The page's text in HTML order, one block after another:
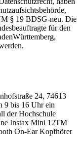
§ 19 BDSG-neu. Die
für den
24, 74613
9 bis 16 Uhr ein
der Hochschule
Instax Mini 12TM
On-Ear Kopfhörer